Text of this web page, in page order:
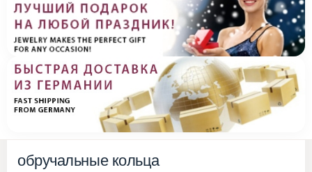
обручальные кольца